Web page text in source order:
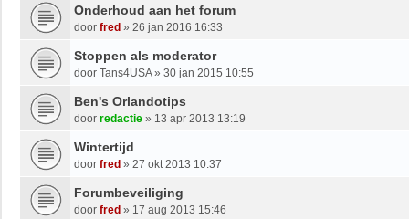
Onderhoud aan het forum
door fred » 26 jan 2016 16:33
Stoppen als moderator
door Tans4USA» 30 jan 2015 10:55
Ben's Orlandotips
door redactie » 13 apr 2013 13:19
Wintertijd
door fred » 27 okt 2013 10:37
Forumbeveiliging
door fred » 17 aug 2013 15:46